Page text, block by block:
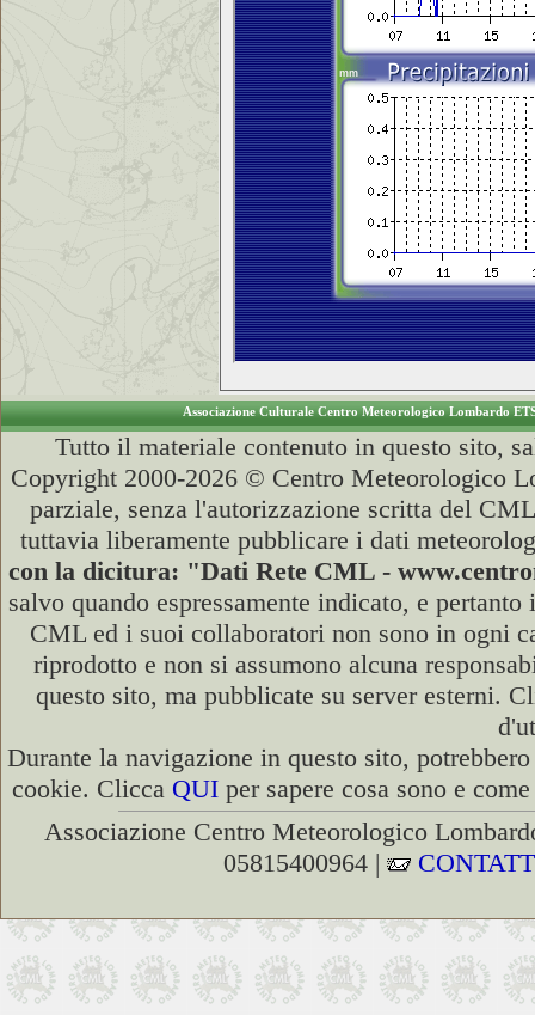
Associazione Culturale Centro Meteorologico Lombardo
Tutto il materiale contenuto in questo sito,
Copyright 2000-2026 © Centro Meteorologico
parziale, senza l'autorizzazione scritta del
tuttavia liberamente pubblicare i dati
con la dicitura: "Dati Rete CML -
salvo quando espressamente indicato, e
CML ed i suoi collaboratori non sono in ogni
riprodotto e non si assumono alcuna
questo sito, ma pubblicate su server esterni.
Durante la navigazione in questo sito,
cookie. Clicca QUI per sapere cosa sono e
Associazione Centro Meteorologico
05815400964 |